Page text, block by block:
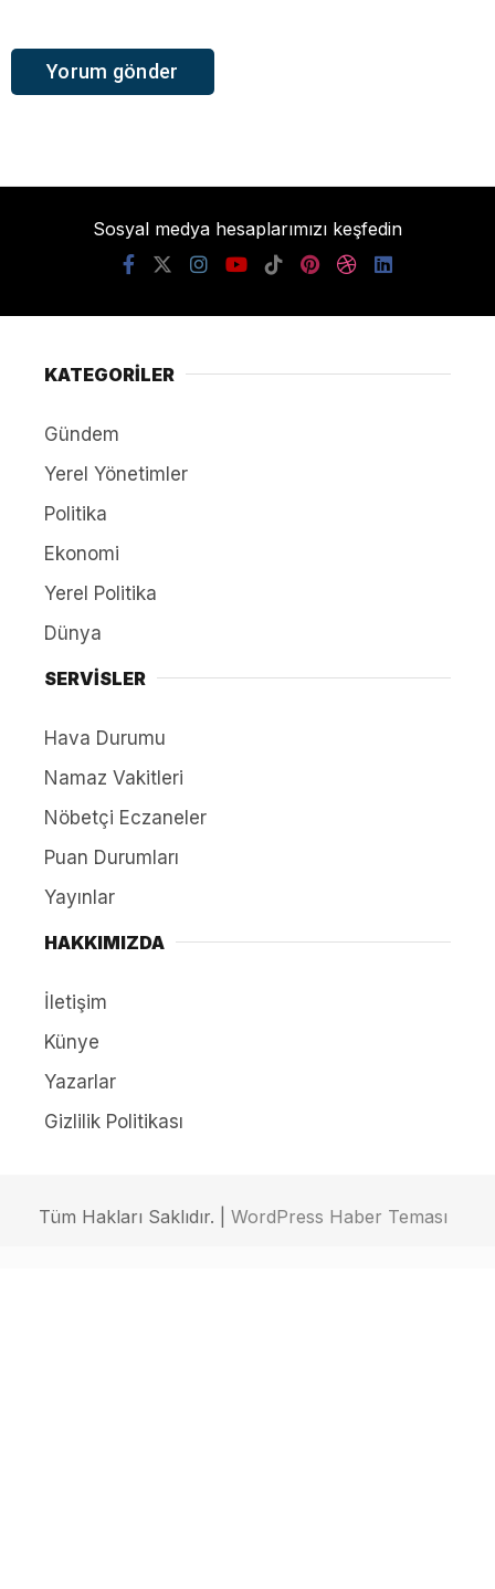
Sosyal medya hesaplarımızı keşfedin
KATEGORİLER
Gündem
Yerel Yönetimler
Politika
Ekonomi
Yerel Politika
Dünya
SERVİSLER
Hava Durumu
Namaz Vakitleri
Nöbetçi Eczaneler
Puan Durumları
Yayınlar
HAKKIMIZDA
İletişim
Künye
Yazarlar
Gizlilik Politikası
Tüm Hakları Saklıdır. | WordPress Haber Teması